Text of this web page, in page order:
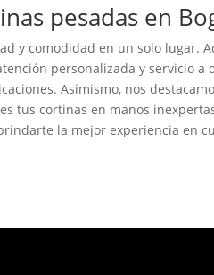
pesadas en
y comodidad en un solo lugar.
personalizada y servicio a
Asimismo, nos
tus cortinas en manos
la mejor experiencia en